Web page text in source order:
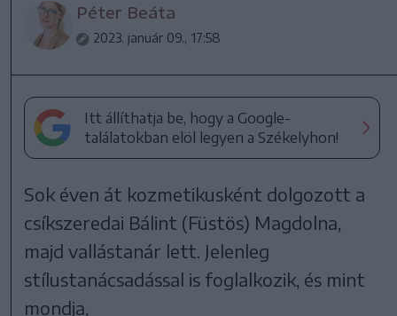
Péter Beáta
2023. január 09., 17:58
Itt állíthatja be, hogy a Google-
találatokban elöl legyen a Székelyhon!
Sok éven át kozmetikusként dolgozott a
csíkszeredai Bálint (Füstös) Magdolna,
majd vallástanár lett. Jelenleg
stílustanácsadással is foglalkozik, és mint
mondja,